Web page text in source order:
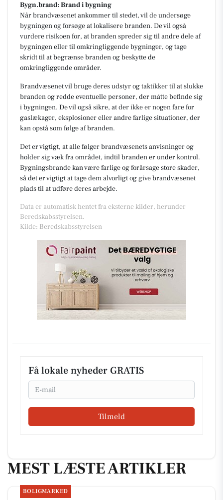
Bygn.brand: Brand i bygning
Når brandvæsenet ankommer til stedet, vil de undersøge
bygningen og forsøge at lokalisere branden. De vil også
vurdere risikoen for, at branden spreder sig til andre dele af
bygningen eller til omkringliggende bygninger, og tage
skridt til at begrænse branden og beskytte de
omkringliggende områder.
Brandvæsenet vil bruge deres udstyr og taktikker til at slukke
branden og redde eventuelle personer, der måtte befinde sig
i bygningen. De vil også sikre, at der ikke er nogen fare for
gaslækager, eksplosioner eller andre farlige situationer, der
kan opstå som følge af branden.
Det er vigtigt, at alle følger brandvæsenets anvisninger og
holder sig væk fra området, indtil branden er under kontrol.
Bygningsbrande kan være farlige og forårsage store skader,
så det er vigtigt at tage dem alvorligt og give brandvæsenet
plads til at udføre deres arbejde.
Data er automatisk hentet fra eksterne kilder, herunder
Beredskabsstyrelsen.
Kilde: Beredskabsstyrelsen
Få lokale nyheder GRATIS
Email
Tilmeld
MEST LÆSTE ARTIKLER
BOLIGMARKED